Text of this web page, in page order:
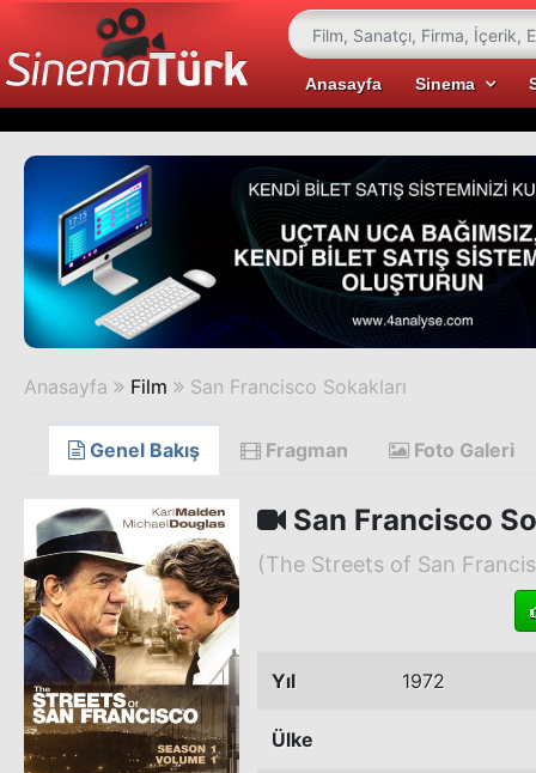
Anasayfa Sinema
Anasayfa Film San Francisco Sokakları
Genel Bakış Fragman Foto Galeri
San Francisco
(The Streets of San
Yıl 1972
Ülke